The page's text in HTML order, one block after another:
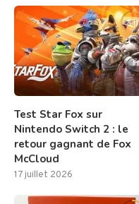
8.0
Test Star Fox sur
Nintendo Switch 2 : le
retour gagnant de Fox
McCloud
17 juillet 2026